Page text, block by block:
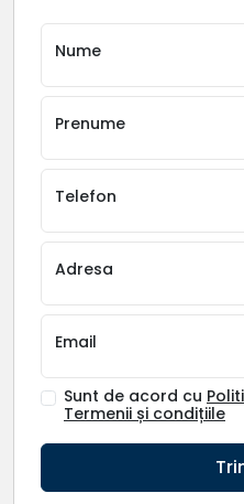
Nume
Prenume
Telefon
Adresa
Email
Sunt de acord cu
Termenii și condițiile